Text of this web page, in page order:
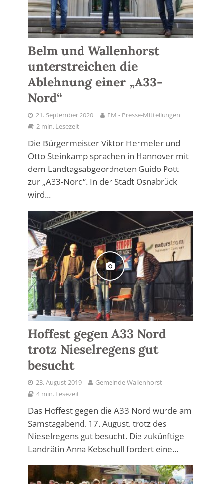
Belm und Wallenhorst
unterstreichen die
Ablehnung einer „A33-
Nord“
21. September 2020
PM - Presse-Mitteilungen
2 min. Lesezeit
Die Bürgermeister Viktor Hermeler und
Otto Steinkamp sprachen in Hannover mit
dem Landtagsabgeordneten Guido Pott
zur „A33-Nord“. In der Stadt Osnabrück
wird...
Hoffest gegen A33 Nord
trotz Nieselregens gut
besucht
23. August 2019
Gemeinde Wallenhorst
4 min. Lesezeit
Das Hoffest gegen die A33 Nord wurde am
Samstagabend, 17. August, trotz des
Nieselregens gut besucht. Die zukünftige
Landrätin Anna Kebschull fordert eine...